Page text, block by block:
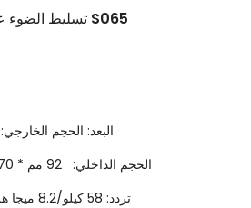
تسليط الضوء على صندوق الأمان الآمن S065
البعد: الحجم الخارجي: 109 مم * 88 مم * 77 مم
الحجم الداخلي: 92 مم * 70 مم * 70 مم
تردد: 58 كيلو/8.2 ميجا هرتز/58 كيلو&ميغاهيرتز8.2